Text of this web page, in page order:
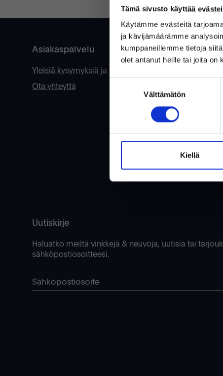
Tämä sivusto käyttää
Käytämme evästeitä
ja kävijämäärämme
kumppaneillemme tietoja
olet antanut heille tai joita on
Välttämätön
Kiellä
Asiakaspalvelu
Yleisiä kysymyksiä ja vastauksia
Ota yhteyttä
Uutiskirje
Haluatko meiltä vinkkejä & neuvoja, uutisia tai
sähköpostiosoitteesi.